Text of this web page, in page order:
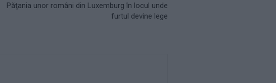
Păţania unor români din Luxemburg în locul unde
furtul devine lege